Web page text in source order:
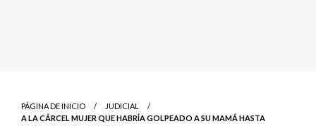
PÁGINA DE INICIO
JUDICIAL
A LA CÁRCEL MUJER QUE HABRÍA GOLPEADO A SU MAMÁ HASTA